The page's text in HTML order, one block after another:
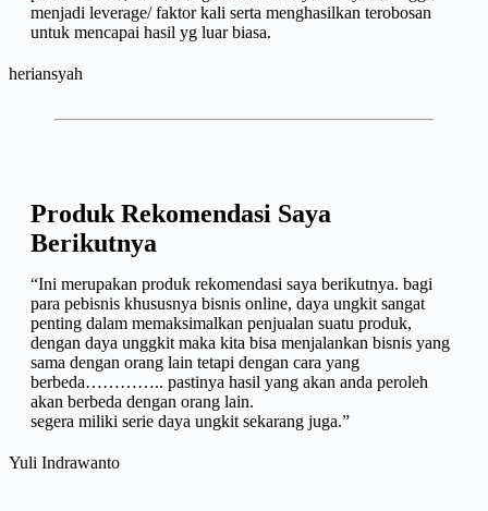
menjadi leverage/ faktor kali serta menghasilkan terobosan
untuk mencapai hasil yg luar biasa.
heriansyah
Produk Rekomendasi Saya
Berikutnya
“Ini merupakan produk rekomendasi saya berikutnya. bagi
para pebisnis khususnya bisnis online, daya ungkit sangat
penting dalam memaksimalkan penjualan suatu produk,
dengan daya unggkit maka kita bisa menjalankan bisnis yang
sama dengan orang lain tetapi dengan cara yang
berbeda………….. pastinya hasil yang akan anda peroleh
akan berbeda dengan orang lain.
segera miliki serie daya ungkit sekarang juga.”
Yuli Indrawanto